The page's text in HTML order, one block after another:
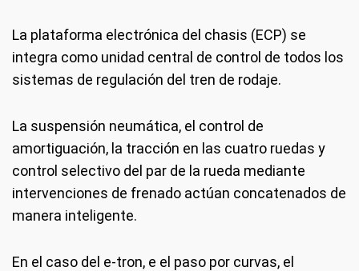
La plataforma electrónica del chasis (ECP) se
integra como unidad central de control de todos los
sistemas de regulación del tren de rodaje.
La suspensión neumática, el control de
amortiguación, la tracción en las cuatro ruedas y
control selectivo del par de la rueda mediante
intervenciones de frenado actúan concatenados de
manera inteligente.
En el caso del e-tron, e el paso por curvas, el